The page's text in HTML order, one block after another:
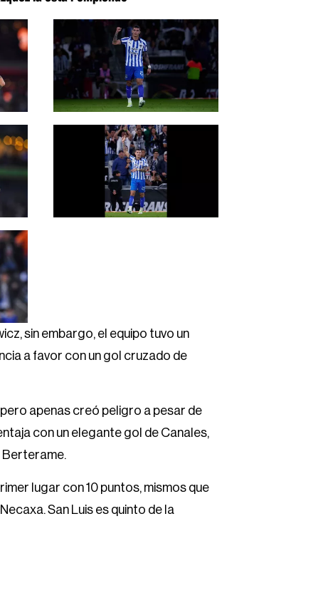
sin embargo, el equipo tuvo un
a favor con un gol cruzado de
apenas creó peligro a pesar de
con un elegante gol de Canales,
Berterame.
lugar con 10 puntos, mismos que
San Luis es quinto de la